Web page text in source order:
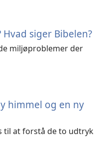
siger Bibelen?
miljøproblemer der
himmel og en ny
til at forstå de to